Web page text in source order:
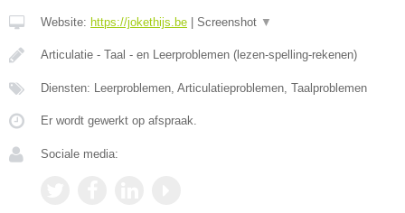
Website: https://jokethijs.be Screenshot ▼
Articulatie - Taal - en Leerproblemen (lezen-spelling-rekenen)
Diensten: Leerproblemen, Articulatieproblemen, Taalproblemen
Er wordt gewerkt op afspraak.
Sociale media: